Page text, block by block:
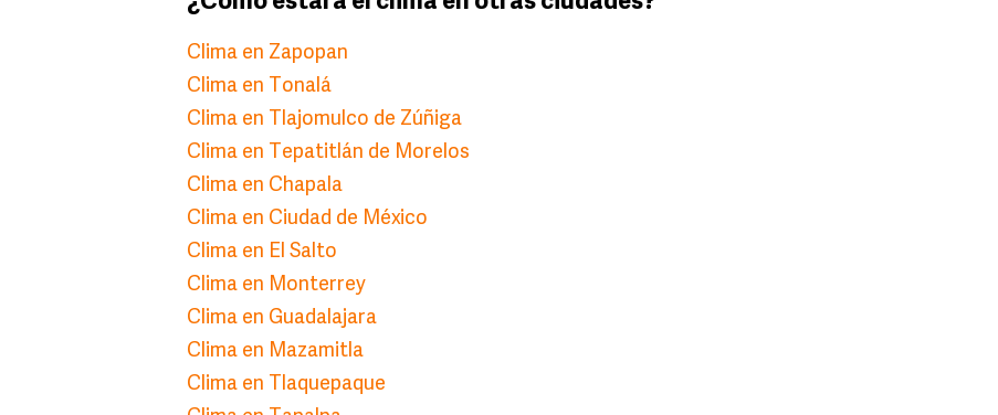
Clima en Zapopan
Clima en Tonalá
Clima en Tlajomulco de Zúñiga
Clima en Tepatitlán de Morelos
Clima en Chapala
Clima en Ciudad de México
Clima en El Salto
Clima en Monterrey
Clima en Guadalajara
Clima en Mazamitla
Clima en Tlaquepaque